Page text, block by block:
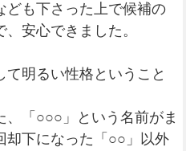
ども下さった上で候補の
安心できました。
明るい性格ということ
、「○○○」という名前がま
却下になった「○○」以外